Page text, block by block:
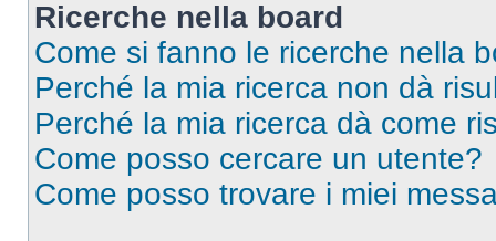
Ricerche nella board
Come si fanno le ricerche nella
Perché la mia ricerca non dà
Perché la mia ricerca dà come
Come posso cercare un utente?
Come posso trovare i miei